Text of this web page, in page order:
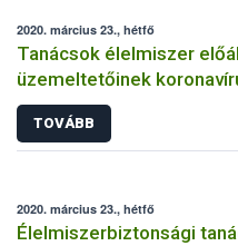
2020. március 23., hétfő
Tanácsok élelmiszer előállító létesítmények
üzemeltetőinek
TOVÁBB
2020. március 23., hétfő
Élelmiszerbiztonsági